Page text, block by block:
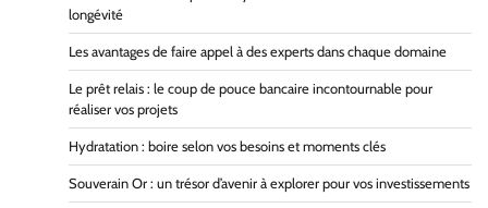
longévité
Les avantages de faire appel à des experts dans chaque domaine
Le prêt relais : le coup de pouce bancaire incontournable pour
réaliser vos projets
Hydratation : boire selon vos besoins et moments clés
Souverain Or : un trésor d’avenir à explorer pour vos investissements